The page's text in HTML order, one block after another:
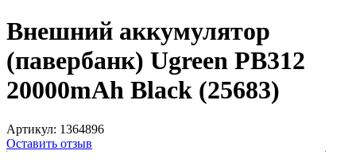
Внешний аккумулятор
(павербанк) Ugreen PB312
20000mAh Black (25683)
Артикул: 1364896
Оставить отзыв